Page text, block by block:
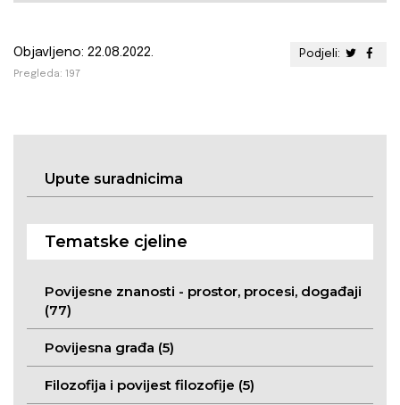
Podjeli:
Objavljeno: 22.08.2022.
Pregleda: 197
Upute suradnicima
Tematske cjeline
Povijesne znanosti - prostor, procesi, događaji
(77)
Povijesna građa (5)
Filozofija i povijest filozofije (5)